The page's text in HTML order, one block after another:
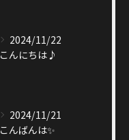
2024/11/22
こんにちは♪
2024/11/21
こんばんは✨